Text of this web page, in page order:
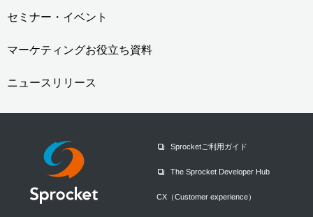
セミナー・イベント
マーケティングお役立ち資料
ニュースリリース
Sprocketご利用ガイド
The Sprocket Developer Hub
CX（Customer experience）